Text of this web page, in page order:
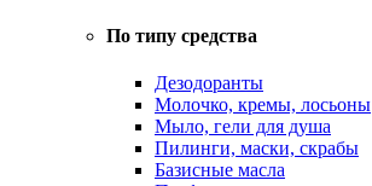
По типу средства
Дезодоранты
Молочко, кремы, лосьоны
Мыло, гели для душа
Пилинги, маски, скрабы
Базисные масла